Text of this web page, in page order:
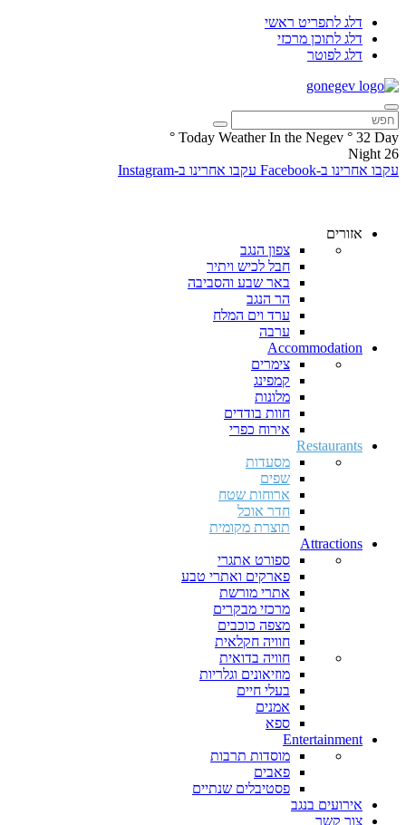
דלג לתפריט ראשי
דלג לתוכן מרכזי
דלג לפוטר
Today Weather In the Negev ° 32 Day
°
26
Night
עקבו אחרינו ב-Facebook
עקבו אחרינו ב-Instagram
אזורים
צפון הנגב
חבל לכיש ויתיר
באר שבע והסביבה
הר הנגב
ערד וים המלח
ערבה
Accommodation
צימרים
קמפינג
מלונות
חוות בודדים
אירוח כפרי
Restaurants
מסעדות
שפים
ארוחות שטח
חדר אוכל
תוצרת מקומית
Attractions
ספורט אתגרי
פארקים ואתרי טבע
אתרי מורשת
מרכזי מבקרים
מצפה כוכבים
חוויה חקלאית
חוויה בדואית
מוזיאונים וגלריות
בעלי חיים
אמנים
ספא
Entertainment
מוסדות תרבות
פאבים
פסטיבלים שנתיים
אירועים בנגב
צור קשר